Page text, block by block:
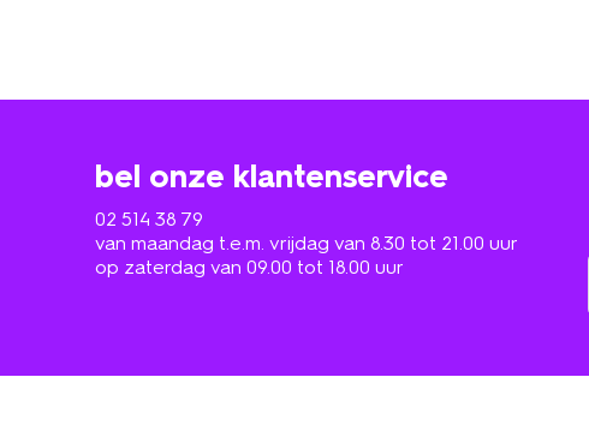
bel onze klantenservice
02 514 38 79
van maandag t.e.m. vrijdag van 8.30 tot 21.00 uur
op zaterdag van 09.00 tot 18.00 uur